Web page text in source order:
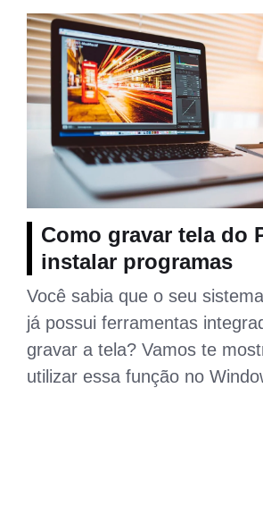
Como gravar tela do
instalar programas
Você sabia que o seu
já possui ferramentas
gravar a tela? Vamos te
utilizar essa função no